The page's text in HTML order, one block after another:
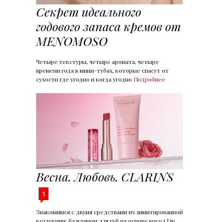
Секрет идеального
годового запаса кремов от
MENOMOSO
Четыре текстуры, четыре аромата, четыре
времени года в мини-тубах, которые спасут от
сухости где угодно и когда угодно Подробнее
Весна. Любовь. CLARINS
1
Знакомимся с двумя средствами из лимитированной